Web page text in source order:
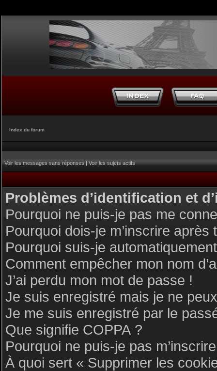
Index du forum
Voir les messages sans réponses|Voir les sujets actifs
Problèmes d’identification et
Pourquoi ne puis-je pas me
Pourquoi dois-je m’inscrire après
Pourquoi suis-je
Comment empêcher mon nom
J’ai perdu mon mot de passe !
Je suis enregistré mais je ne
Je me suis enregistré par le
Que signifie COPPA ?
Pourquoi ne puis-je pas
À quoi sert « Supprimer les